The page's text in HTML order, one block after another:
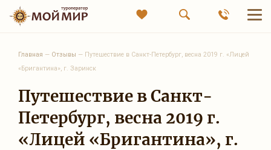
Главная — Отзывы — Путешествие в Санкт-Петербург, весна 2019 г. «Лицей
«Бригантина», г. Заринск
Путешествие в Санкт-
Петербург, весна 2019 г.
«Лицей «Бригантина», г.